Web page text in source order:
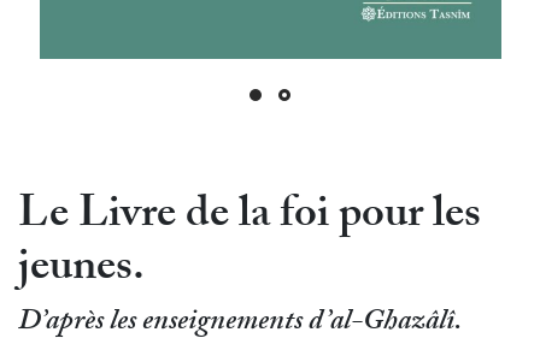
Le Livre de la foi pour les
jeunes.
D’après les enseignements d’al-Ghazâlî.